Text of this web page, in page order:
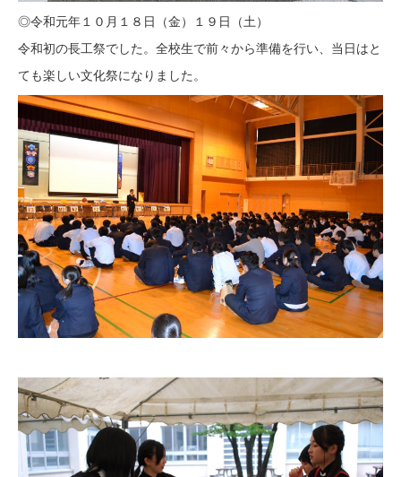
◎令和元年１０月１８日（金）１９日（土）
令和初の長工祭でした。全校生で前々から準備を行い、当日はと
ても楽しい文化祭になりました。